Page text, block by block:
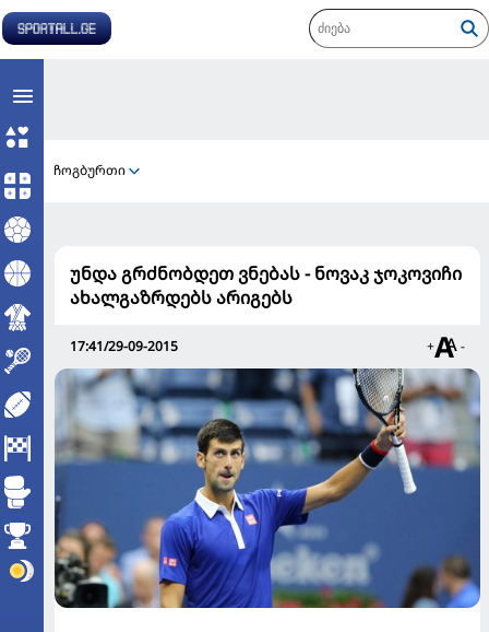
ჩოგბურთი
უნდა გრძნობდეთ ვნებას - ნოვაკ ჯოკოვიჩი
ახალგაზრდებს არიგებს
17:41/29-09-2015 + -